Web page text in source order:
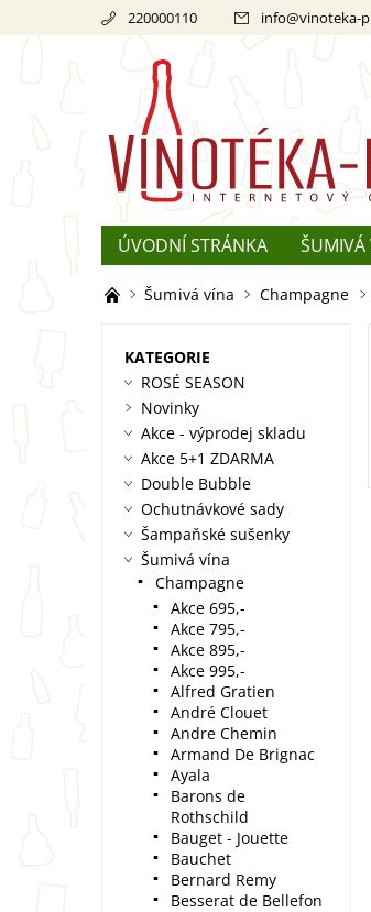
220000110 info@vinoteka-
ÚVODNÍ STRÁNKA ŠUMIVÁ
REKLAMACE
O
Šumivá vína Champagne
KATEGORIE
ROSÉ SEASON
Novinky
Akce - výprodej skladu
Akce 5+1 ZDARMA
Double Bubble
Ochutnávkové sady
Šampaňské sušenky
Šumivá vína
Champagne
Akce 695,-
Akce 795,-
Akce 895,-
Akce 995,-
Alfred Gratien
André Clouet
Andre Chemin
Armand De Brignac
Ayala
Barons de
Rothschild
Bauget - Jouette
Bauchet
Bernard Remy
Besserat de Bellefon